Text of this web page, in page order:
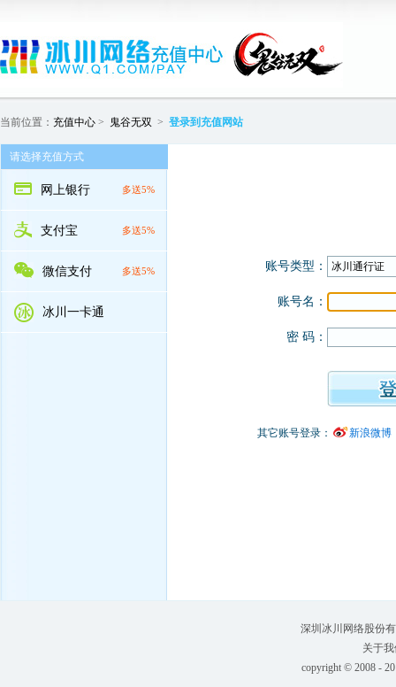
当前位置： 充值中心 > 鬼谷无双 > 登录到充值网站
请选择充值方式
多送5%
网上银行
多送5%
支付宝
多送5%
微信支付
冰川一卡通
深圳冰川网络股份
关于
copyright © 2008 -